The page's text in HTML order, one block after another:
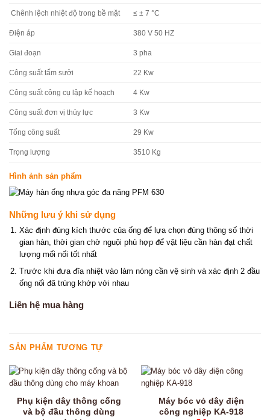
Chênh lệch nhiệt độ trong bề mặt ≤ ± 7 °C
Điện áp 380 V 50 HZ
Giai đoạn 3 pha
Công suất tấm sưởi 22 Kw
Công suất công cụ lập kế hoạch 4 Kw
Công suất đơn vị thủy lực 3 Kw
Tổng công suất 29 Kw
Trọng lượng 3510 Kg
Hình ảnh sản phẩm
Những lưu ý khi sử dụng
Xác định đúng kích thước của ống để lựa chọn đúng thông số thời
gian hàn, thời gian chờ nguội phù hợp để vật liệu cần hàn đạt chất
lượng mối nối tốt nhất
Trước khi đưa đĩa nhiệt vào làm nóng cần vệ sinh và xác định 2 đầu
ống nối đã trùng khớp với nhau
Liên hệ mua hàng
SẢN PHẨM TƯƠNG TỰ
Phụ kiện dây thông cống
và bộ đầu thông dùng
Máy bóc vỏ dây điện
công nghiệp KA-918